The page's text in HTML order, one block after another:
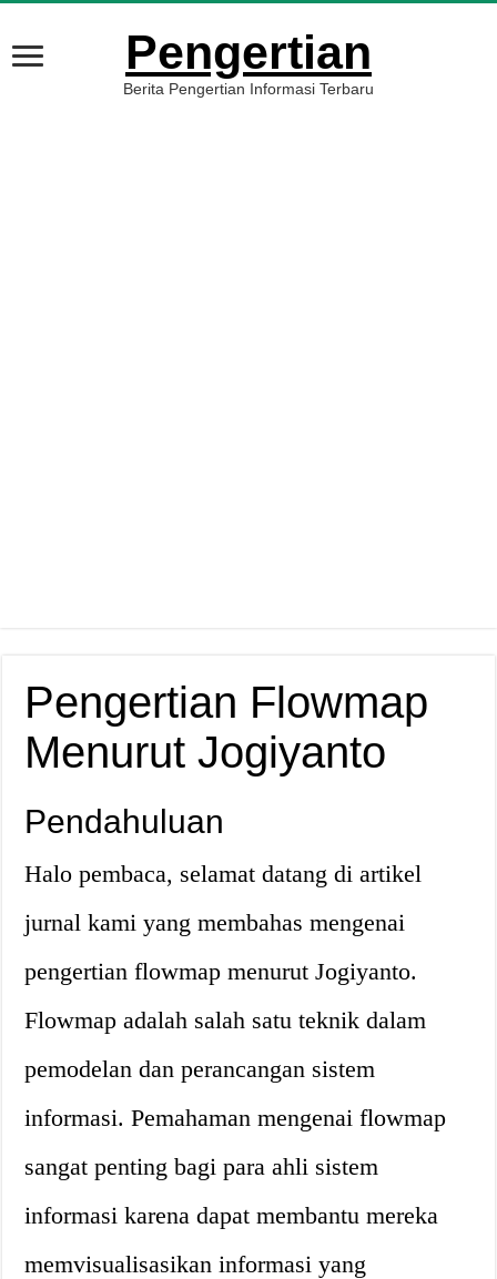
Pengertian
Berita Pengertian Informasi Terbaru
Pengertian Flowmap
Menurut Jogiyanto
Pendahuluan
Halo pembaca, selamat datang di artikel
jurnal kami yang membahas mengenai
pengertian flowmap menurut Jogiyanto.
Flowmap adalah salah satu teknik dalam
pemodelan dan perancangan sistem
informasi. Pemahaman mengenai flowmap
sangat penting bagi para ahli sistem
informasi karena dapat membantu mereka
memvisualisasikan informasi yang